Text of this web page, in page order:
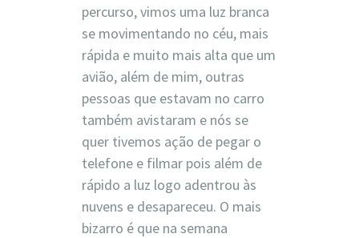
percurso, vimos uma luz branca
se movimentando no céu, mais
rápida e muito mais alta que um
avião, além de mim, outras
pessoas que estavam no carro
também avistaram e nós se
quer tivemos ação de pegar o
telefone e filmar pois além de
rápido a luz logo adentrou às
nuvens e desapareceu. O mais
bizarro é que na semana